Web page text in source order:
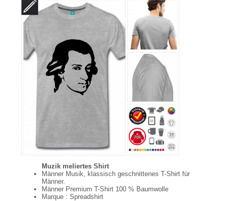
Muzik meliertes Shirt
Männer Musik, klassisch geschnittenes T-Shirt für
Männer.
Männer Premium T-Shirt 100 % Baumwolle
Marque : Spreadshirt